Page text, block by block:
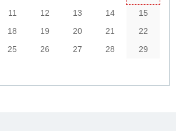
11 12 13 14
15
18 19 20 21
22
25 26 27 28
29